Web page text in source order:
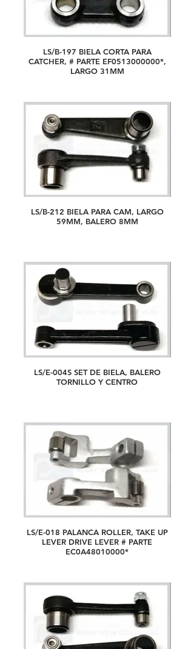
LS/B-197 BIELA CORTA PARA
CATCHER, # PARTE EF0513000000*,
LARGO 31MM
LS/B-212 BIELA PARA CAM, LARGO
59MM, BALERO 8MM
LS/E-004S SET DE BIELA, BALERO
TORNILLO Y CENTRO
LS/E-018 PALANCA ROLLER, TAKE UP
LEVER DRIVE LEVER # PARTE
EC0A48010000*